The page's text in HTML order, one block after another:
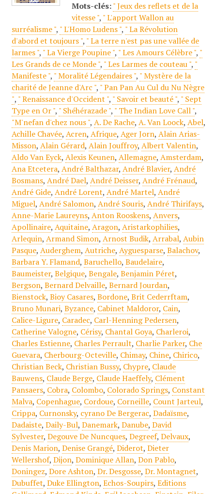
Mots-clés: " Jeux des reflets et de la
vitesse ", " L'apport Wallon au
surréalisme ", " L'Homo Ludens ", " La Révolution
d'abord et toujours ", " La terre n'est pas une vallée de
larmes ", " La Vierge Poupine ", " Les Amours Célèbre ", "
Les Grands de ce Monde ", " Les Larmes de couteau ", "
Manifeste ", " Moralité Légendaires ", " Mystère de la
charité de Jeanne d'Arc ", " Pan Pan Au Cul du Nu Nègre
", " Renaissance d'Occident ", " Savoir et beauté ", " Sept
Type en Or ", " Shéhérazade ", " The Indian Love Call ",
"M'nefan d'chez nous ", A. De Rache, A. Van Loock, Abel,
Achille Chavée, Acren, Afrique, Ager Jorn, Alain Arias-
Misson, Alain Gérard, Alain Jouffroy, Albert Valentin,
Aldo Van Eyck, Alexis Keunen, Allemagne, Amsterdam,
Ana Etcetera, André Balthazar, André Blavier, André
Bosmans, André Dael, André Deisser, André Frénaud,
André Gide, André Lorent, André Martel, André
Miguel, André Salomon, André Souris, André Thirifays,
Anne-Marie Laureyns, Anton Rooskens, Anvers,
Apollinaire, Aquitaine, Aragon, Aristarkophilies,
Arlequin, Armand Simon, Arnost Budik, Arrabal, Aubin
Pasque, Auderghem, Autriche, Ayguesparse, Balachov,
Barbara Y. Flamand, Baruchello, Baudelaire,
Baumeister, Belgique, Bengale, Benjamin Péret,
Bergson, Bernard Delvaille, Bernard Jourdan,
Bienstock, Bioy Casares, Bordone, Brit Cederrftam,
Bruno Munari, Byzance, Cabinet Maldoror, Cain,
Calice-Ligure, Caradec, Carl-Henning Pedersen,
Catherine Valogne, Cérisy, Chantal Goya, Charleroi,
Charles Estienne, Charles Perrault, Charlie Parker, Che
Guevara, Cherbourg-Octeville, Chimay, Chine, Chirico,
Christian Beck, Christian Bussy, Chypre, Claude
Bauwens, Claude Berge, Claude Haeffely, Clément
Pansaers, Cobra, Colombo, Colorado Springs, Constant
Malva, Copenhague, Cordoue, Corneille, Count Jarteul,
Crippa, Curnonsky, cyrano De Bergerac, Dadaïsme,
Dadaiste, Daily-Bul, Danemark, Danube, David
Sylvester, Degouve De Nuncques, Degreef, Delvaux,
Denis Marion, Denise Grangé, Diderot, Dieter
Wellershof, Dijon, Dominique Allan, Don Pablo,
Doningez, Dore Ashton, Dr. Desgosse, Dr. Montagnet,
Dubuffet, Duke Ellington, Echos-Soupirs, Editions